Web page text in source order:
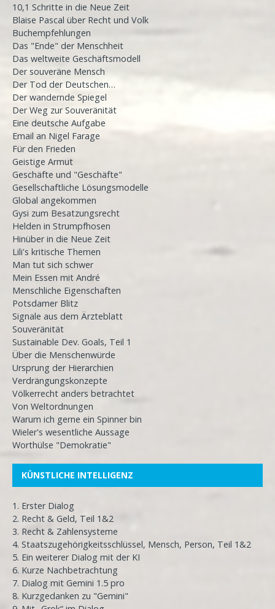
10,1 Schritte in die Neue Zeit
Blaise Pascal über Recht und Volk
Buchempfehlungen
Das "Ende" der Menschheit
Das weltweite Geschäftsmodell
Der souveräne Mensch
Der Tod der Deutschen…
Der wandernde Spiegel
Der Weg zur Souveränität
Eine deutsche Aufgabe
Email an Nigel Farage
Für den Frieden
Geistige Armut
Geschäfte und "Geschäfte"
Gesellschaftliche Lösungsmodelle
Global angekommen
Gysi zum Besatzungsrecht
Helden in Strumpfhosen
Hinüber in die Neue Zeit
Lili's kritische Themen
Man tut sich schwer
Mein Essen mit André
Menschliche Eigenschaften
Potsdamer Blitz
Signale aus dem Ärzteblatt
Souveränität
Sustainable Dev. Goals, Teil 1
Über die Menschenwürde
Ursprung der Hierarchien
Verdrängungskonzepte
Völkerrecht anders betrachtet
Von Weltordnungen
Warum ich gerne ein Spinner bin
Wieler's wesentliche Aussage
Worthülse "Demokratie"
KÜNSTLICHE INTELLIGENZ
1. Erster Dialog
2. Recht & Geld, Teil 1&2
3. Recht & Zahlensysteme
4. Staatszugehörigkeitsschlüssel, Mensch, Person, Teil 1&2
5. Ein weiterer Dialog mit der KI
6. Kurze Nachbetrachtung
7. Dialog mit Gemini 1.5 pro
8. Kurzgedanken zu "Gemini"